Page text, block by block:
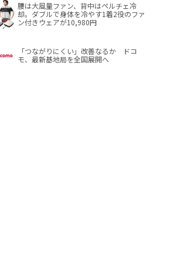
腰は大風量ファン、背中はペルチェ冷
却。ダブルで身体を冷やす1着2役のファ
ン付きウェアが10,980円
「つながりにくい」改善なるか ドコ
モ、最新基地局を全国展開へ